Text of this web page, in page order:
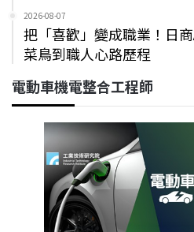
2026-08-07
把「喜歡」變成職業！日
菜鳥到職人心路歷程
電動車機電整合工程師